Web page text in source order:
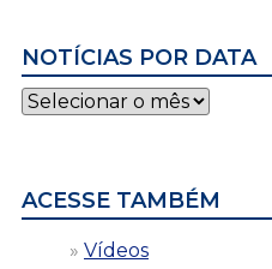
NOTÍCIAS POR DATA
Notícias
por
ACESSE TAMBÉM
Vídeos